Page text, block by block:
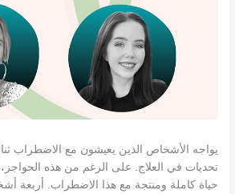
يواجه الأشخاص الذين يعيشون مع الاضطراب
تحديات في العلاج. على الرغم من هذه
حياة كاملة ومنتجة مع هذا الاضطراب. أربعة